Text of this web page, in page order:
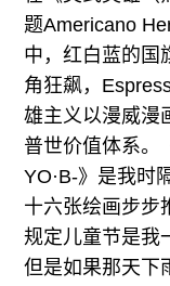
题Americano
中，红白蓝的国
角狂飙，
雄主义以漫威漫
普世价值体系。
YO·B-》是我时
十六张绘画步
规定儿童节是我
但是如果那天下